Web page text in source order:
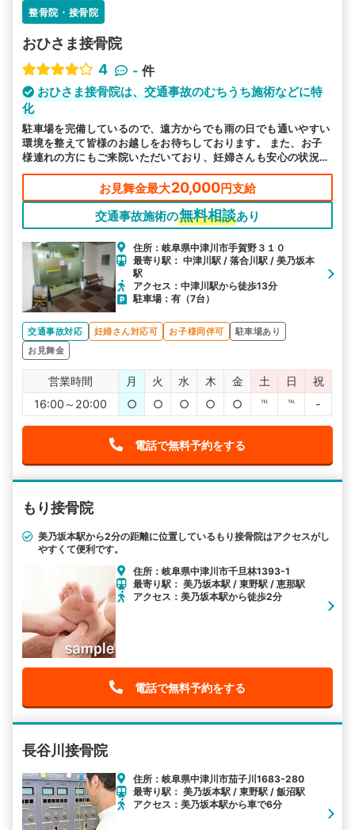
駅から探す 院名から探す
整骨院・接骨院
おひさま接骨院
4
- 件
おひさま接骨院は、交通事故のむちうち施術などに特
化
駐車場を完備しているので、遠方からでも雨の日でも通いやすい
環境を整えて皆様のお越しをお待ちしております。 また、お子
様連れの方にもご来院いただいており、妊婦さんも安心の状況に
合わせた施術を提供いたします。
お見舞金最大20,000円支給
交通事故施術の無料相談あり
住所：岐阜県中津川市手賀野３１０
最寄り駅： 中津川駅 / 落合川駅 / 美乃坂本
駅
アクセス：中津川駅から徒歩13分
駐車場：有（7台）
交通事故対応 妊婦さん対応可 お子様同伴可
駐車場あり
お見舞金
営業時間 月 火 水 木 金 土 日
祝
16:00～20:00
○ ○ ○ ○ ○ ℡ ℡ -
電話で無料予約をする
もり接骨院
美乃坂本駅から2分の距離に位置しているもり接骨院はアクセスがし
やすくて便利です。
住所：岐阜県中津川市千旦林1393-1
最寄り駅： 美乃坂本駅 / 東野駅 / 恵那駅
アクセス：美乃坂本駅から徒歩2分
電話で無料予約をする
長谷川接骨院
住所：岐阜県中津川市茄子川1683-280
最寄り駅： 美乃坂本駅 / 東野駅 / 飯沼駅
アクセス：美乃坂本駅から車で6分